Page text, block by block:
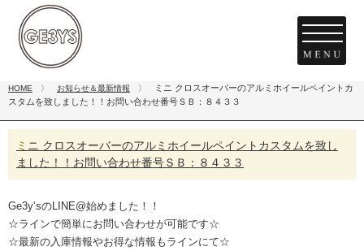
HOME 〉 お知らせ＆最新情報 〉
ミニ クロスオーバーのアルミホイールペイントカ
スタムを致しました！！お問い合わせ番号ＳＢ：８４３３
ミニ クロスオーバーのアルミホイールペイントカスタムを致し
ました！！お問い合わせ番号ＳＢ：８４３３
Ge3y’sのLINE@始めました！！
☆ラインで簡単にお問い合わせが可能です☆
☆最新の入庫情報やお得な情報もラインにて☆